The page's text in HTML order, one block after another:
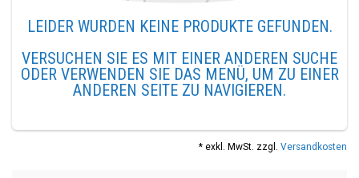
LEIDER WURDEN KEINE PRODUKTE GEFUNDEN.
VERSUCHEN SIE ES MIT EINER ANDEREN SUCHE
ODER VERWENDEN SIE DAS MENÜ, UM ZU EINER
ANDEREN SEITE ZU NAVIGIEREN.
* exkl. MwSt. zzgl. Versandkosten